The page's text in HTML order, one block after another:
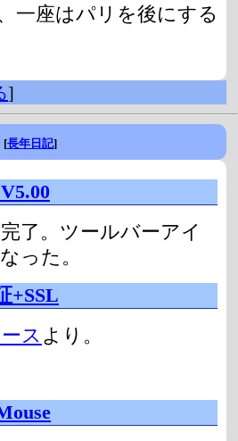
一座はパリを後にする
]
[長年日記]
了。ツールバーアイ
った。
+SSL
ス より。